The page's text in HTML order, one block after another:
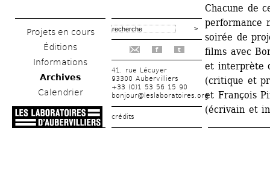
Projets en cours
Éditions
Informations
Archives
Calendrier
f t
41, rue Lécuyer
93300 Aubervilliers
+33 (0)1 53 56 15 90
bonjour@leslaboratoires.org
crédits
Chacune de
performance
soirée de
films avec
et interprète
(critique et
et François
(écrivain et